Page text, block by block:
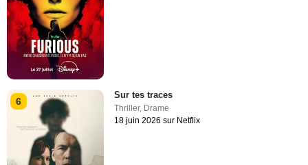
6
Sur tes traces
Thriller, Drame
18 juin 2026 sur Netflix